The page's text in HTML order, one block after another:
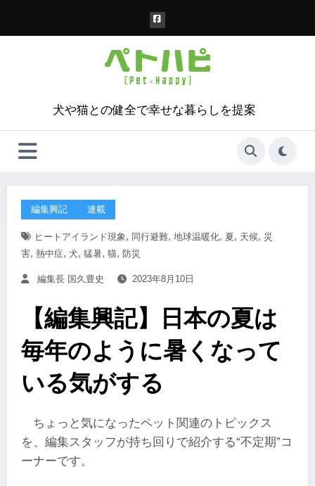
犬や猫との健全で幸せな暮らしを提案
編集興記 連載
ヒートアイランド現象, 同行避難, 地球温暖化, 夏, 天候, 災
害, 熱中症, 犬, 猛暑, 猫, 防災
編集長 国久豊史 2023年8月10日
【編集興記】日本の夏は
毎年のように暑くなって
いる気がする
ちょっと気になったペット関連のトピックス
を、編集スタッフが持ち回りで紹介する“不定期”コ
ーナーです。